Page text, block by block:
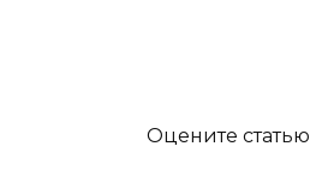
Оцените статью